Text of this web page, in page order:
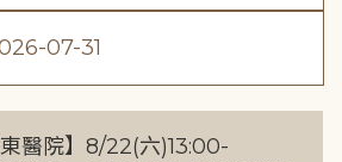
07-31
東醫院】8/22(六)13:00-